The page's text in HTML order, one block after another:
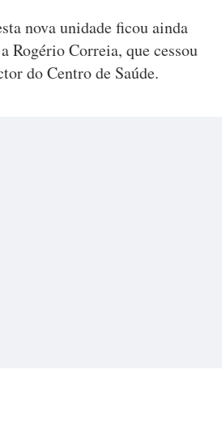
nova unidade ficou ainda
Rogério Correia, que cessou
do Centro de Saúde.